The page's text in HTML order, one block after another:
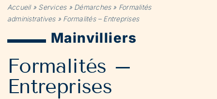
Accueil» Services» Démarches» Formalités
administratives» Formalités – Entreprises
Mainvilliers
Formalités –
Entreprises